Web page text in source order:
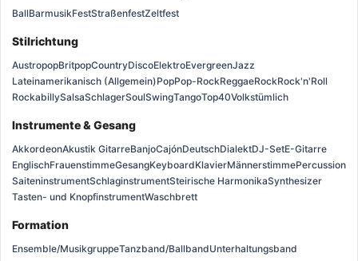
BallBarmusikFestStraßenfestZeltfest
Stilrichtung
AustropopBritpopCountryDiscoElektroEvergreenJazz
Lateinamerikanisch (Allgemein)PopPop-RockReggaeRockRock'n'Roll
RockabillySalsaSchlagerSoulSwingTangoTop40Volkstümlich
Instrumente & Gesang
AkkordeonAkustik GitarreBanjoCajónDeutschDialektDJ-SetE-Gitarre
EnglischFrauenstimmeGesangKeyboardKlavierMännerstimmePercussion
SaiteninstrumentSchlaginstrumentSteirische HarmonikaSynthesizer
Tasten- und KnopfinstrumentWaschbrett
Formation
Ensemble/MusikgruppeTanzband/BallbandUnterhaltungsband